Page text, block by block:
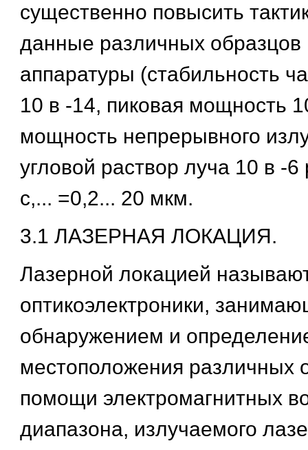
существенно повысить
данные различных образцов
аппаратуры (стабильность
10 в -14, пиковая мощность
мощность непрерывного
угловой раствор луча 10 в -
с,... =0,2... 20 мкм.
3.1 ЛАЗЕРНАЯ ЛОКАЦИЯ.
Лазерной локацией
оптикоэлектроники,
обнаружением и
местоположения различных
помощи электромагнитных
диапазона, излучаемого